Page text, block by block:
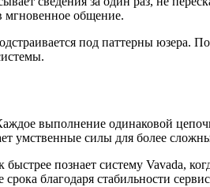
мгновенное общение.
под паттерны юзера.
выполнение одинаковой
умственные силы для более
познает систему Vavada,
благодаря стабильности